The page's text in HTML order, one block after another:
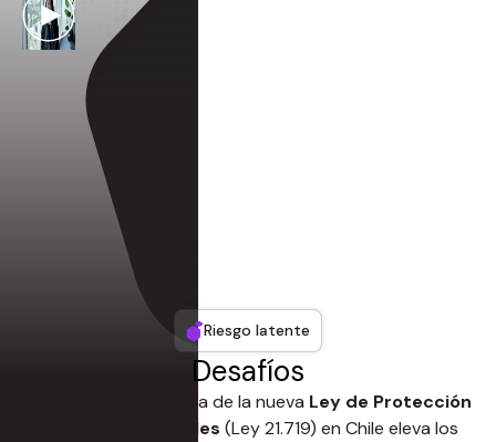
Riesgo latente
Desafíos
La entrada en vigencia de la nueva Ley de Protección
de Datos Personales (Ley 21.719) en Chile eleva los